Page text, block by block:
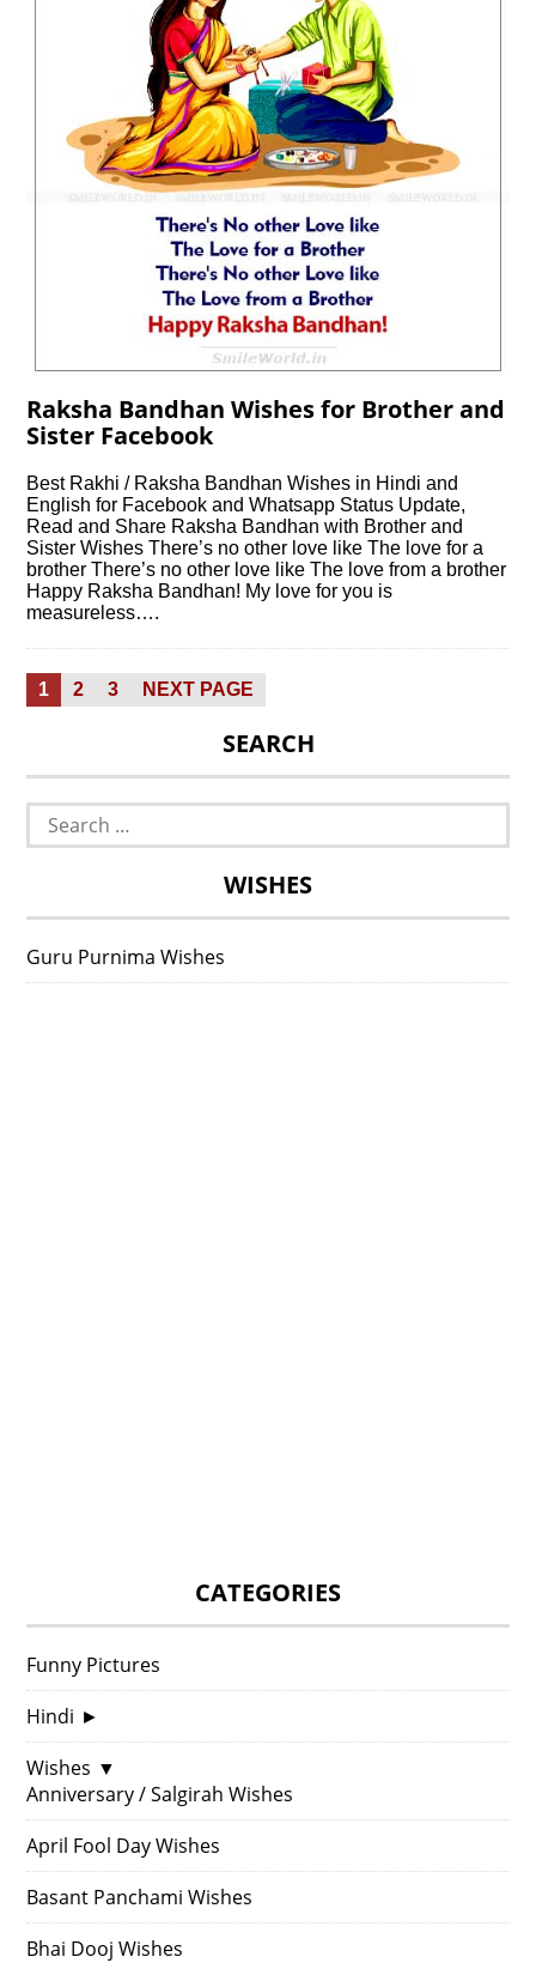
Raksha Bandhan Wishes for Brother and
Sister Facebook
Best Rakhi / Raksha Bandhan Wishes in Hindi and
English for Facebook and Whatsapp Status Update,
Read and Share Raksha Bandhan with Brother and
Sister Wishes There’s no other love like The love for a
brother There’s no other love like The love from a brother
Happy Raksha Bandhan! My love for you is
measureless….
Posts
pagination
PAGE
1 PAGE
2 PAGE
3 NEXT PAGE
SEARCH
Search
for:
WISHES
Guru Purnima Wishes
CATEGORIES
Funny Pictures
Hindi ►
Wishes ▼
Anniversary / Salgirah Wishes
April Fool Day Wishes
Basant Panchami Wishes
Bhai Dooj Wishes